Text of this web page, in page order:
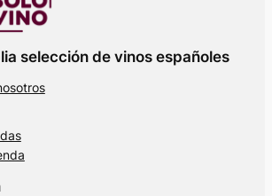
selección de vinos españoles